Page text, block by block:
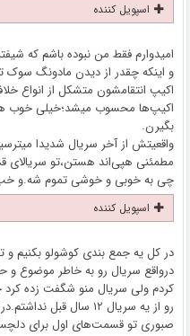
اسپویل کننده
امیدوارم فقط من نبوده باشم که
و اینکه چقدر از دیدن مادونگ سوک
اکیپ انتقامشون متشکل از انواع
اکیپ‌ها محسوب میشد؛خیلی خوب
بگیرن.
واقعیتش از آخر سریال شدیدا
مطمئنی هپی‌اند هستن،تو سریالای
چی به خوبی و خوشی تموم شه.و خب
اسپویل کننده
در کل یه جمع بندی کوشولو بکنیم و
درواقع سریال رو به خاطر موضوع
کردم ولی سریال منو شگفت زده
رو از یه سریال ۱۲ سال
صبوری تو قسمت‌های اول برای